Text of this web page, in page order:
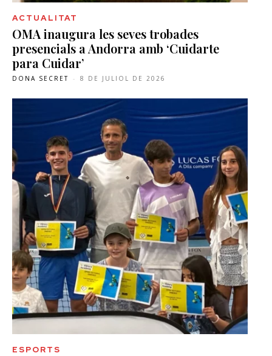
ACTUALITAT
OMA inaugura les seves trobades
presencials a Andorra amb ‘Cuidarte
para Cuidar’
DONA SECRET - 8 DE JULIOL DE 2026
ESPORTS